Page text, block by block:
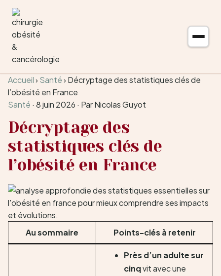
Aller au contenu
Accueil› Santé› Décryptage des statistiques clés de
l’obésité en France
Santé · 8 juin 2026 · Par Nicolas Guyot
Décryptage des
statistiques clés de
l’obésité en France
Au sommaire Points-clés à retenir
Près d’un adulte sur
cinqvit avec une